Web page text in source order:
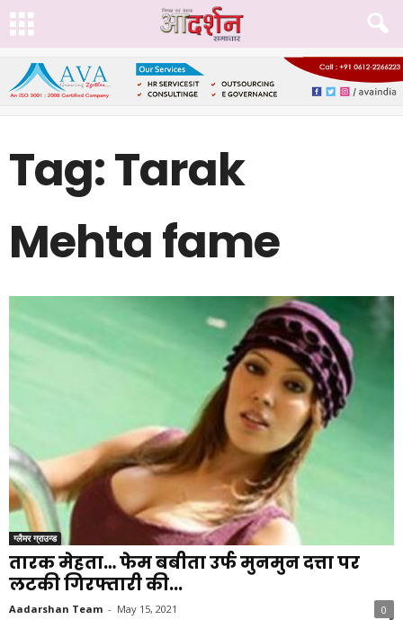
Tag: Tarak
Mehta fame
ग्लैमर ग्राउन्ड
तारक मेहता… फेम बबीता उर्फ मुनमुन दत्ता पर
लटकी गिरफ्तारी की...
Aadarshan Team - May 15, 2021 0